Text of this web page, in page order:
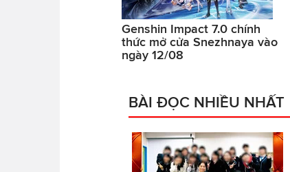
Genshin Impact 7.0 chính
thức mở cửa Snezhnaya vào
ngày 12/08
BÀI ĐỌC NHIỀU NHẤT